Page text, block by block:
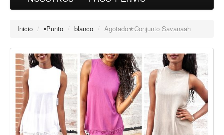
Inicio / ▪︎Punto / blanco / Agotado★Conjunto Savanaah